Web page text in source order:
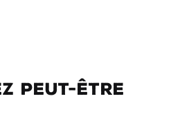
peut-être